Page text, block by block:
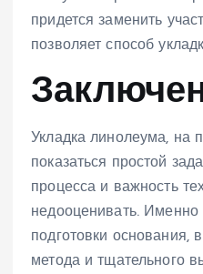
придется заменить
позволяет способ
Укладка линолеума, на
показаться простой
процесса и важность
недооценивать. Именно
подготовки основания,
метода и тщательного